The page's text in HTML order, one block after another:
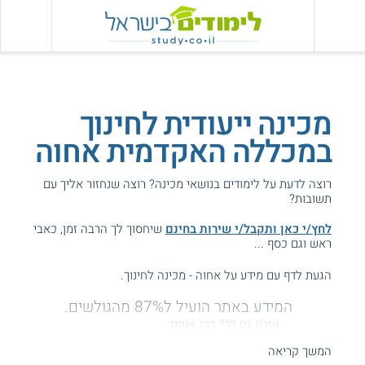
מכינה ייעודית לחינוך
במכללה האקדמית אחוה
רוצה לדעת על לימודים בנושאי מכינה? רוצה שנחזור אליך עם
תשובות?
לחץ/י כאן ותקבל/י שירות בחינם שיחסוך לך הרבה זמן, כאבי
ראש וגם כסף ...
הגעת לדף עם מידע על אחוה - מכינה לחינוך.
המידע באתר הועיל ל87% מהגולשים.
עזרנו גם לך? דרג אותנו:
המשך קריאה